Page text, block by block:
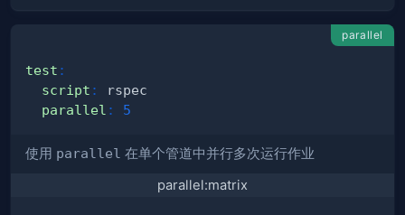
parallel
test :
script :
parallel : 5
使用 parallel 在单个管道中并行多次运行作业
parallel:matrix